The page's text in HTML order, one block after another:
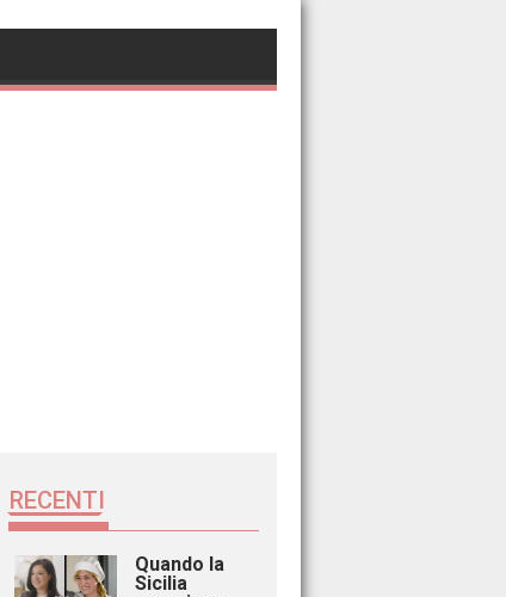
RECENTI
Quando la
Sicilia